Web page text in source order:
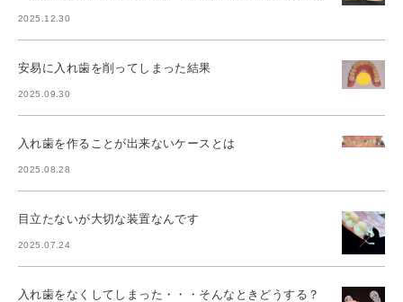
2025.12.30
安易に入れ歯を削ってしまった結果
2025.09.30
入れ歯を作ることが出来ないケースとは
2025.08.28
目立たないが大切な装置なんです
2025.07.24
入れ歯をなくしてしまった・・・そんなときどうする？